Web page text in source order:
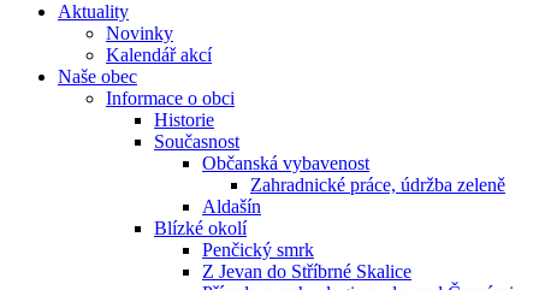
Aktuality
Novinky
Kalendář akcí
Naše obec
Informace o obci
Historie
Současnost
Občanská vybavenost
Zahradnické práce, údržba zeleně
Aldašín
Blízké okolí
Penčický smrk
Z Jevan do Stříbrné Skalice